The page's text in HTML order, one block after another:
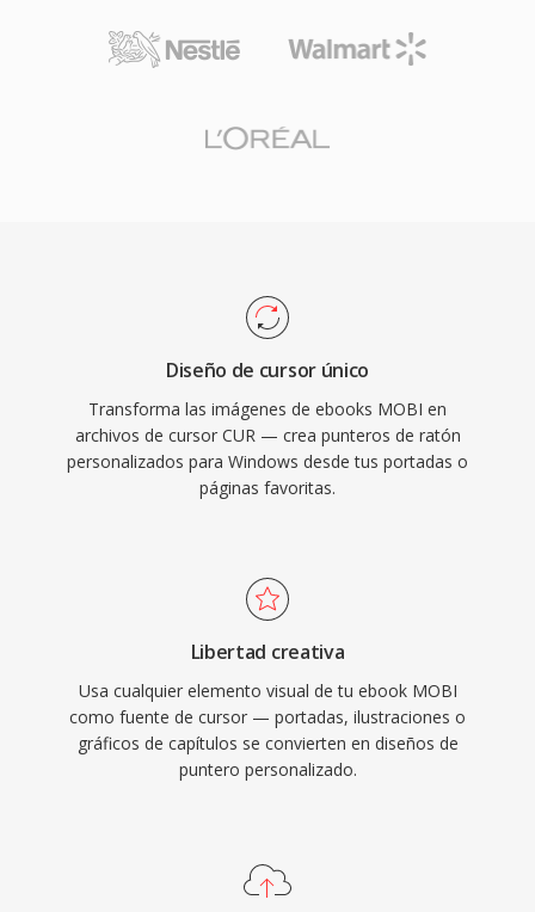
Diseño de cursor único
Transforma las imágenes de ebooks MOBI en
archivos de cursor CUR — crea punteros de ratón
personalizados para Windows desde tus portadas o
páginas favoritas.
Libertad creativa
Usa cualquier elemento visual de tu ebook MOBI
como fuente de cursor — portadas, ilustraciones o
gráficos de capítulos se convierten en diseños de
puntero personalizado.